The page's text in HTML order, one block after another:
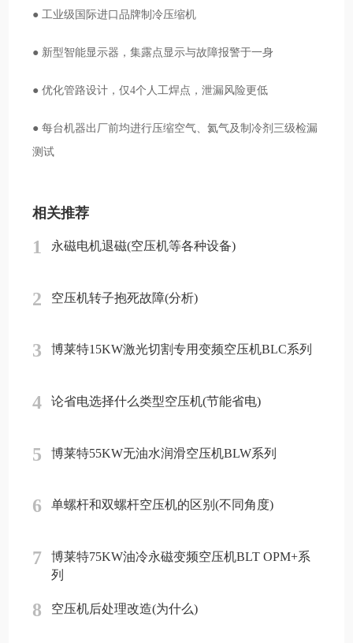
● 工业级国际进口品牌制冷压缩机
● 新型智能显示器，集露点显示与故障报警于一身
● 优化管路设计，仅4个人工焊点，泄漏风险更低
● 每台机器出厂前均进行压缩空气、氦气及制冷剂三级检漏
测试
相关推荐
1 永磁电机退磁(空压机等各种设备)
2 空压机转子抱死故障(分析)
3 博莱特15KW激光切割专用变频空压机BLC系列
4 论省电选择什么类型空压机(节能省电)
5 博莱特55KW无油水润滑空压机BLW系列
6 单螺杆和双螺杆空压机的区别(不同角度)
7
博莱特75KW油冷永磁变频空压机BLT OPM+系
列
8 空压机后处理改造(为什么)